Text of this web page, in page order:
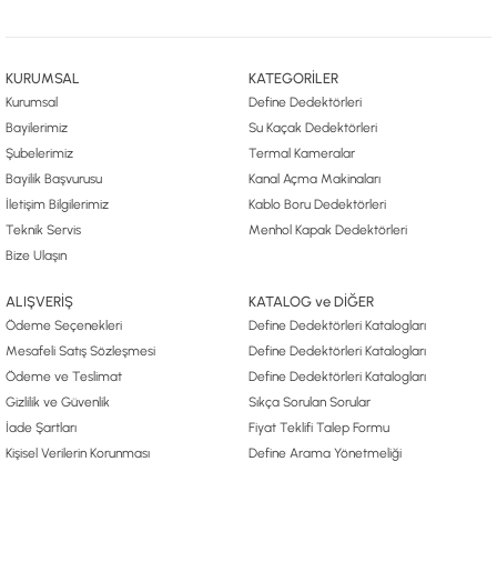
KURUMSAL
Kurumsal
Bayilerimiz
Şubelerimiz
Bayilik Başvurusu
İletişim Bilgilerimiz
Teknik Servis
Bize Ulaşın
KATEGORİLER
Define Dedektörleri
Su Kaçak Dedektörleri
Termal Kameralar
Kanal Açma Makinaları
Kablo Boru Dedektörleri
Menhol Kapak Dedektörleri
ALIŞVERİŞ
Ödeme Seçenekleri
Mesafeli Satış Sözleşmesi
Ödeme ve Teslimat
Gizlilik ve Güvenlik
İade Şartları
Kişisel Verilerin Korunması
KATALOG ve DİĞER
Define Dedektörleri Katalogları
Define Dedektörleri Katalogları
Define Dedektörleri Katalogları
Sıkça Sorulan Sorular
Fiyat Teklifi Talep Formu
Define Arama Yönetmeliği